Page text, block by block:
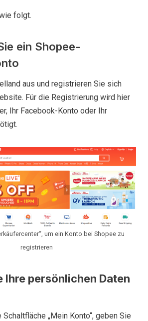
folgt.
ein Shopee-
aus und registrieren Sie sich
Für die Registrierung wird hier
Ihr Facebook-Konto oder Ihr
um ein Konto bei Shopee zu
registrieren
Ihre persönlichen Daten
„Mein Konto“, geben Sie